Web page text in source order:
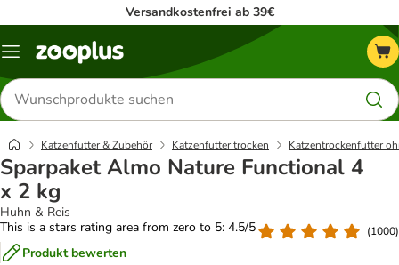
Versandkostenfrei ab 39€
Menü
Produkte
suchen
Katzenfutter & Zubehör Katzenfutter trocken Katzentrockenfutter
Sparpaket Almo Nature Functional 4
x 2 kg
Huhn & Reis
This is a stars rating area from zero to 5: 4.5/5
(1000)
Produkt bewerten